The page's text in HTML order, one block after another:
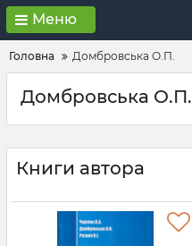
Меню
Головна Домбровська О.П.
Домбровська О.П.
Книги автора